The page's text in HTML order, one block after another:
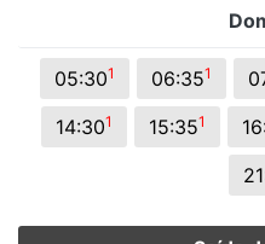
05:301 06:351
14:301 15:351